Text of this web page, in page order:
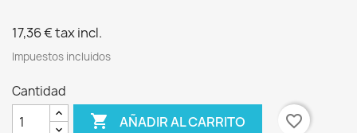
17,36 €tax incl.
Impuestos incluidos
Cantidad
 AÑADIR AL CARRITO favorite_border